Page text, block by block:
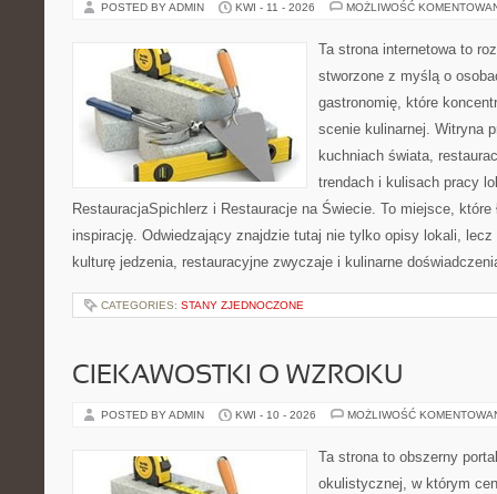
POSTED BY ADMIN KWI - 11 - 2026 MOŻLIWOŚĆ
Ta strona internetowa to
stworzone z myślą o
gastronomię, które
scenie kulinarnej. Witryna
kuchniach świata,
trendach i kulisach pracy
RestauracjaSpichlerz i Restauracje na Świecie. To miejsce, które
inspirację. Odwiedzający znajdzie tutaj nie tylko opisy lokali,
kulturę jedzenia, restauracyjne zwyczaje i kulinarne
CATEGORIES: STANY ZJEDNOCZONE
CIEKAWOSTKI O WZROKU
POSTED BY ADMIN KWI - 10 - 2026 MOŻLIWOŚĆ
Ta strona to obszerny
okulistycznej, w którym